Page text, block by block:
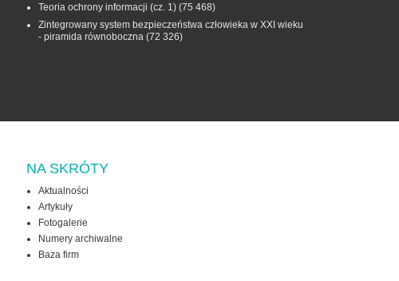
Teoria ochrony informacji (cz. 1) (75 468)
Zintegrowany system bezpieczeństwa człowieka w XXI wieku
- piramida równoboczna (72 326)
NA SKRÓTY
Aktualności
Artykuły
Fotogalerie
Numery archiwalne
Baza firm